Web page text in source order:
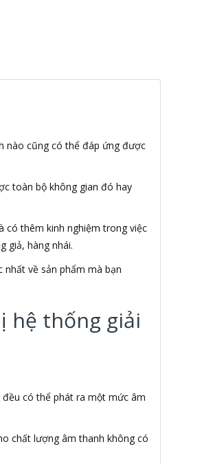
nào cũng có thể đáp ứng được
toàn bộ không gian đó hay
có thêm kinh nghiệm trong việc
giả, hàng nhái.
về sản phẩm mà bạn
hệ thống giải
có thể phát ra một mức âm
chất lượng âm thanh không có